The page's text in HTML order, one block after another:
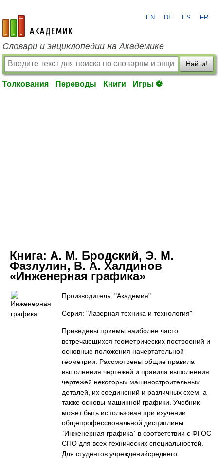
academic.ru
EN DE ES FR
Словари и энциклопедии на Академике
Найти!
Толкования Переводы Книги Игры ⚽
Книга: А. М. Бродский, Э. М.
Фазлулин, В. А. Халдинов
«Инженерная графика»
Производитель: "Академия"
Серия: "Лазерная техника и технология"
Приведены приемы наиболее часто
встречающихся геометрических построений и
основные положения начертательной
геометрии. Рассмотрены общие правила
выполнения чертежей и правила выполнения
чертежей некоторых машиностроительных
деталей, их соединений и различных схем, а
также основы машинной графики. Учебник
может быть использован при изучении
общепрофессиональной дисциплины
`Инженерная графика` в соответствии с ФГОС
СПО для всех технических специальностей.
Для студентов учрежденийсреднего